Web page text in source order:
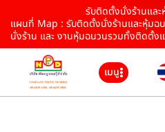
รับติดตั้งนั่งร้านแล
แผนที่ Map : รับติดตั้งนั่งร้านและหุ้มฉ
นั่งร้าน และ งานหุ้มฉนวนรวมทั้งติดตั้ง
เมนู